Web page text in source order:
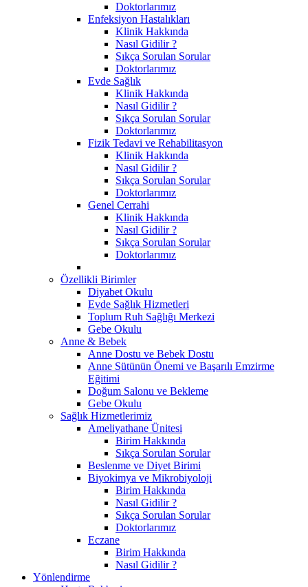
Doktorlarımız
Enfeksiyon Hastalıkları
Klinik Hakkında
Nasıl Gidilir ?
Sıkça Sorulan Sorular
Doktorlarımız
Evde Sağlık
Klinik Hakkında
Nasıl Gidilir ?
Sıkça Sorulan Sorular
Doktorlarımız
Fizik Tedavi ve Rehabilitasyon
Klinik Hakkında
Nasıl Gidilir ?
Sıkça Sorulan Sorular
Doktorlarımız
Genel Cerrahi
Klinik Hakkında
Nasıl Gidilir ?
Sıkça Sorulan Sorular
Doktorlarımız
Özellikli Birimler
Diyabet Okulu
Evde Sağlık Hizmetleri
Toplum Ruh Sağlığı Merkezi
Gebe Okulu
Anne & Bebek
Anne Dostu ve Bebek Dostu
Anne Sütünün Önemi ve Başarılı Emzirme
Eğitimi
Doğum Salonu ve Bekleme
Gebe Okulu
Sağlık Hizmetlerimiz
Ameliyathane Ünitesi
Birim Hakkında
Sıkça Sorulan Sorular
Beslenme ve Diyet Birimi
Biyokimya ve Mikrobiyoloji
Birim Hakkında
Nasıl Gidilir ?
Sıkça Sorulan Sorular
Doktorlarımız
Eczane
Birim Hakkında
Nasıl Gidilir ?
Yönlendirme